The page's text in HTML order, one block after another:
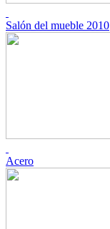
Salón del mueble 2010
Acero